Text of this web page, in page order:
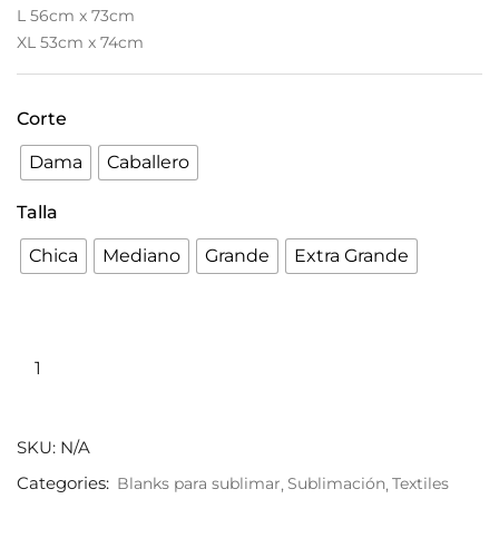
L 56cm x 73cm
XL 53cm x 74cm
Corte
Dama Caballero
Talla
Chica Mediano Grande Extra Grande
SKU: N/A
Categories: Blanks para sublimar Sublimación Textiles